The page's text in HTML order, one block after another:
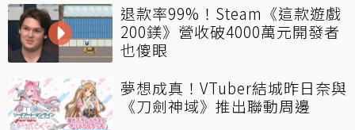
退款率99%！Steam《這款遊戲
200鎂》營收破4000萬元開發者
也傻眼
夢想成真！VTuber結城昨日奈與
《刀劍神域》推出聯動周邊